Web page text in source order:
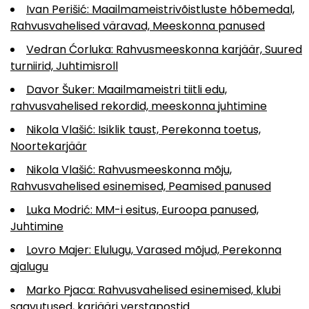
Ivan Perišić: Maailmameistrivõistluste hõbemedal,
Rahvusvahelised väravad, Meeskonna panused
Vedran Ćorluka: Rahvusmeeskonna karjäär, Suured
turniirid, Juhtimisroll
Davor Šuker: Maailmameistri tiitli edu,
rahvusvahelised rekordid, meeskonna juhtimine
Nikola Vlašić: Isiklik taust, Perekonna toetus,
Noortekarjäär
Nikola Vlašić: Rahvusmeeskonna mõju,
Rahvusvahelised esinemised, Peamised panused
Luka Modrić: MM-i esitus, Euroopa panused,
Juhtimine
Lovro Majer: Elulugu, Varased mõjud, Perekonna
ajalugu
Marko Pjaca: Rahvusvahelised esinemised, klubi